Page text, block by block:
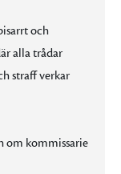
och
alla trådar
straff verkar
om kommissarie